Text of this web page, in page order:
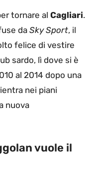
tornare al Cagliari.
da Sky Sport, il
felice di vestire
sardo, lì dove si è
al 2014 dopo una
nei piani
nuova
vuole il